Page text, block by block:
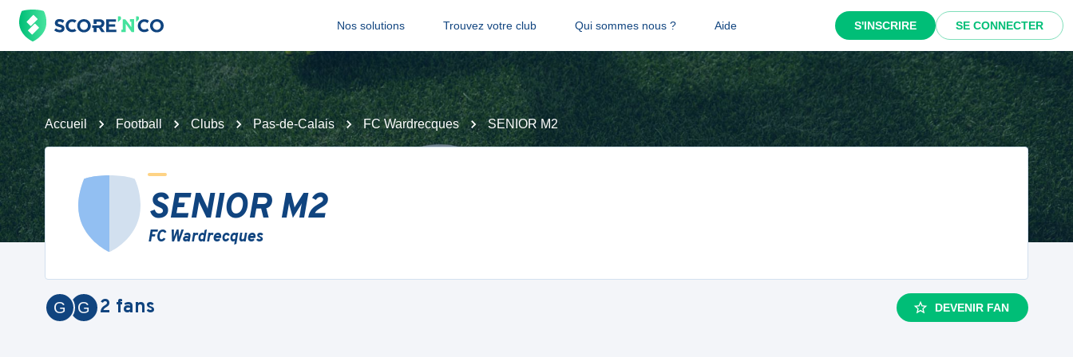
Nos solutions Trouvez votre club Qui sommes nous ? Aide S'INSCRIRE SE CONNECTER
Accueil Football Clubs Pas-de-Calais FC Wardrecques SENIOR M2
SENIOR M2
FC Wardrecques
G
G 2 fans DEVENIR FAN